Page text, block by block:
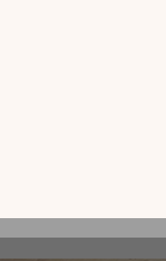
l’écran de votre
2026